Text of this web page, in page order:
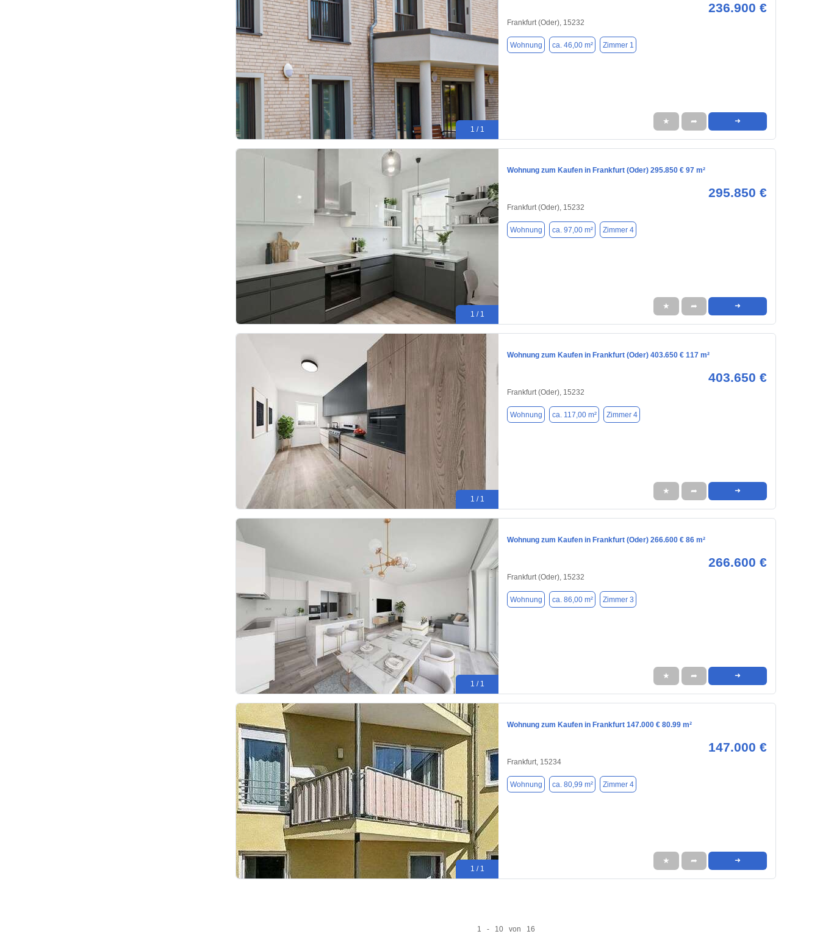
1 / 1
236.900 €
Frankfurt (Oder), 15232
Wohnung ca. 46,00 m² Zimmer 1
★ ➦ ➜
1 / 1
Wohnung zum Kaufen in Frankfurt (Oder) 295.850 € 97 m²
295.850 €
Frankfurt (Oder), 15232
Wohnung ca. 97,00 m² Zimmer 4
★ ➦ ➜
1 / 1
Wohnung zum Kaufen in Frankfurt (Oder) 403.650 € 117 m²
403.650 €
Frankfurt (Oder), 15232
Wohnung ca. 117,00 m² Zimmer 4
★ ➦ ➜
1 / 1
Wohnung zum Kaufen in Frankfurt (Oder) 266.600 € 86 m²
266.600 €
Frankfurt (Oder), 15232
Wohnung ca. 86,00 m² Zimmer 3
★ ➦ ➜
1 / 1
Wohnung zum Kaufen in Frankfurt 147.000 € 80.99 m²
147.000 €
Frankfurt, 15234
Wohnung ca. 80,99 m² Zimmer 4
★ ➦ ➜
1 - 10 von 16